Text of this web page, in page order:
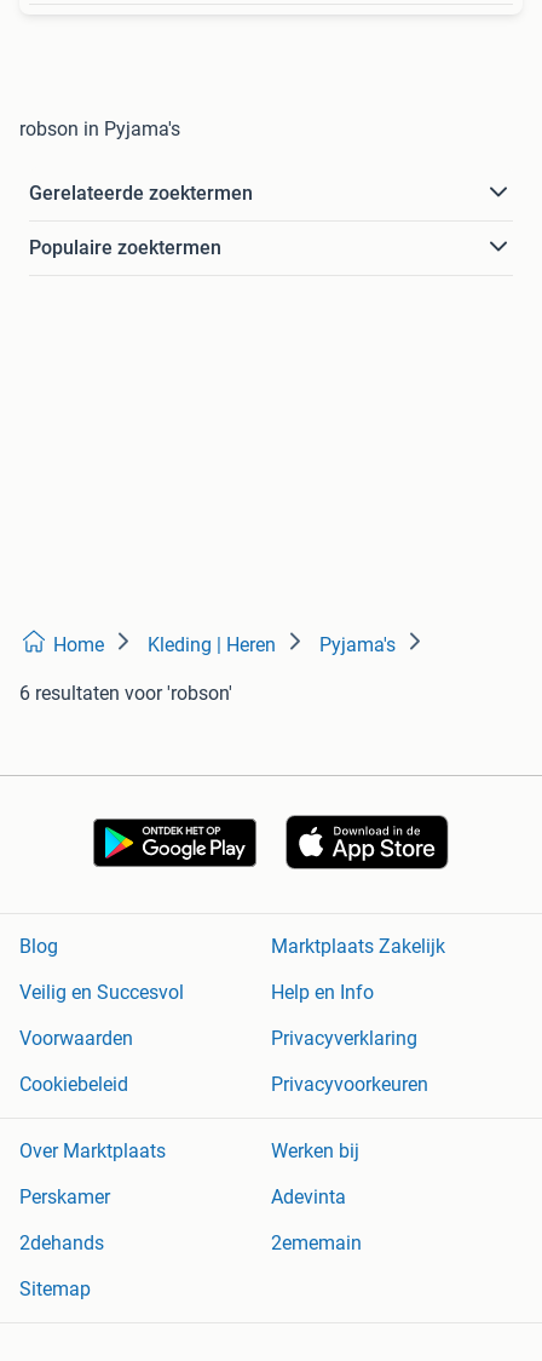
robson in Pyjama's
Gerelateerde zoektermen
Populaire zoektermen
Home Kleding | Heren Pyjama's
6 resultaten voor 'robson'
Blog
Marktplaats Zakelijk
Veilig en Succesvol
Help en Info
Voorwaarden
Privacyverklaring
Cookiebeleid
Privacyvoorkeuren
Over Marktplaats
Werken bij
Perskamer
Adevinta
2dehands
2ememain
Sitemap